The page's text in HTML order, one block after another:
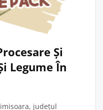
Și
Legume În
județul